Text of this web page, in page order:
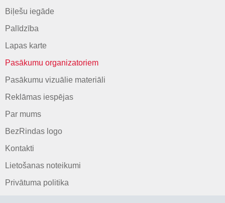
Biļešu iegāde
Palīdzība
Lapas karte
Pasākumu organizatoriem
Pasākumu vizuālie materiāli
Reklāmas iespējas
Par mums
BezRindas logo
Kontakti
Lietošanas noteikumi
Privātuma politika